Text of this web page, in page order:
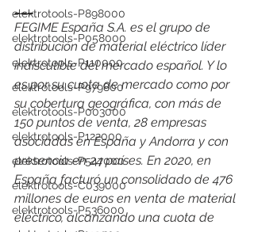
elektrotools-P898000
elektrotools-P058000
elektrotools-P110000
elektrotools-P979800
elektrotools-P003000
elektrotools-P122000
elektrotools-P547000
elektrotools-C039000
elektrotools-P536000
___
FEGIME España S.A. es el grupo de
distribución de material eléctrico líder
indiscutible del mercado español. Y lo
es por su cuota de mercado como por
su cobertura geográfica, con más de
150 puntos de venta, 28 empresas
asociadas en España y Andorra y con
presencia en 24 países. En 2020, en
España facturó un consolidado de 476
millones de euros en venta de material
eléctrico, alcanzando una cuota de